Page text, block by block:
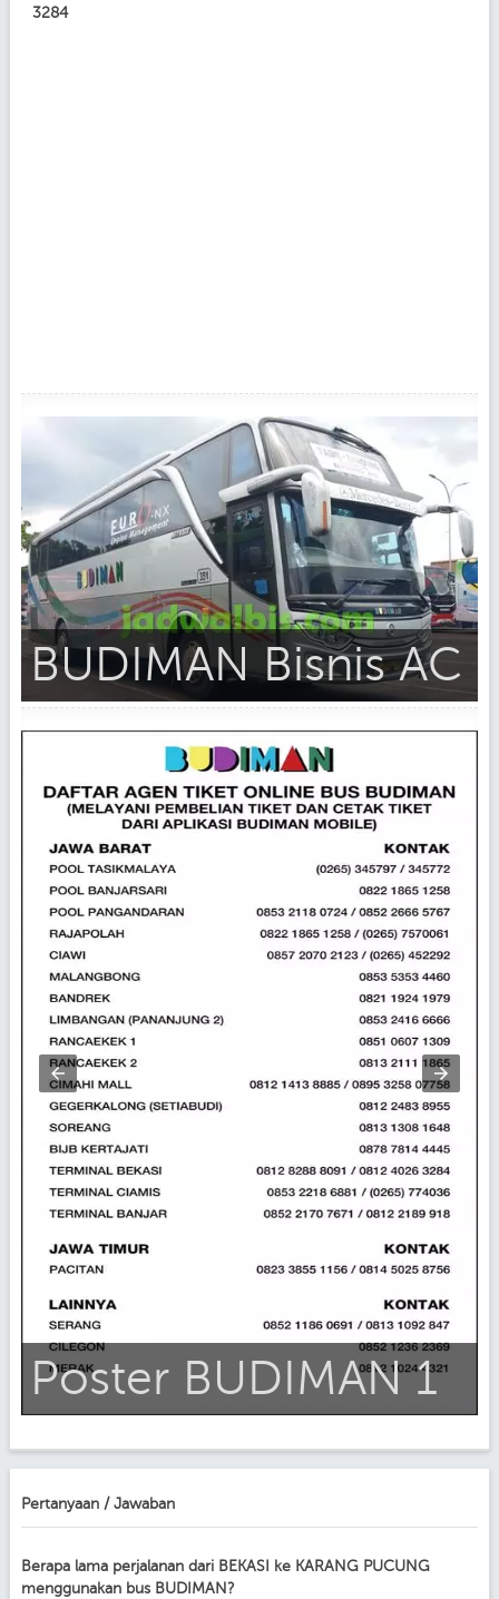
3284
BUDIMAN Bisnis AC
Poster BUDIMAN 1
Pertanyaan / Jawaban
Berapa lama perjalanan dari BEKASI ke KARANG PUCUNG
menggunakan bus BUDIMAN?